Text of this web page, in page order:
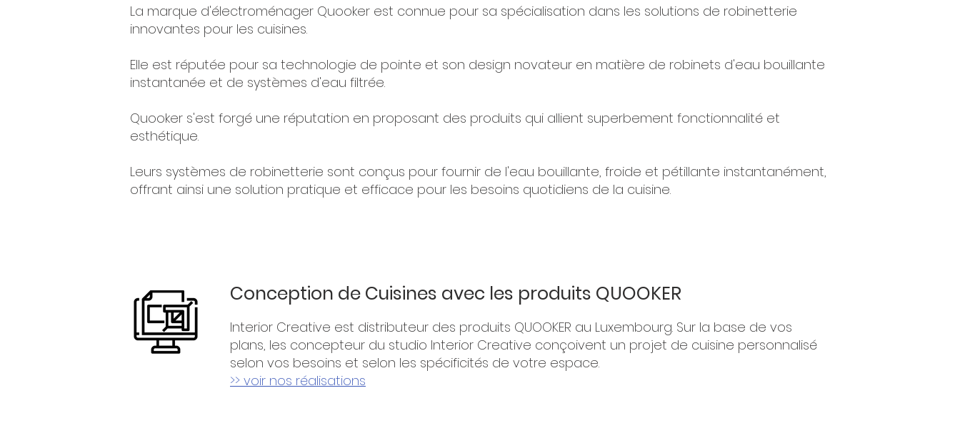
La marque d'électroménager Quooker est connue pour sa spécialisation dans les solutions de robinetterie
innovantes pour les cuisines.
Elle est réputée pour sa technologie de pointe et son design novateur en matière de robinets d'eau bouillante
instantanée et de systèmes d'eau filtrée.
Quooker s'est forgé une réputation en proposant des produits qui allient superbement fonctionnalité et
esthétique.
Leurs systèmes de robinetterie sont conçus pour fournir de l'eau bouillante, froide et pétillante instantanément,
offrant ainsi une solution pratique et efficace pour les besoins quotidiens de la cuisine.
Conception de Cuisines avec les produits QUOOKER
Interior Creative est distributeur des produits QUOOKER au Luxembourg. Sur la base de vos
plans, les concepteur du studio Interior Creative conçoivent un projet de cuisine personnalisé
selon vos besoins et selon les spécificités de votre espace.
>> voir nos réalisations